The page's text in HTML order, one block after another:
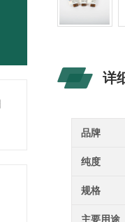
详
品牌
纯度
规格
主要用途